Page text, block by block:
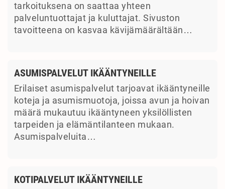
tarkoituksena on saattaa yhteen
palveluntuottajat ja kuluttajat. Sivuston
tavoitteena on kasvaa kävijämäärältään…
ASUMISPALVELUT IKÄÄNTYNEILLE
Erilaiset asumispalvelut tarjoavat ikääntyneille
koteja ja asumismuotoja, joissa avun ja hoivan
määrä mukautuu ikääntyneen yksilöllisten
tarpeiden ja elämäntilanteen mukaan.
Asumispalveluita…
KOTIPALVELUT IKÄÄNTYNEILLE